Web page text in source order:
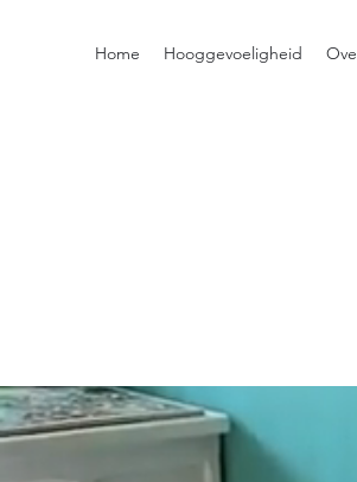
Home Hooggevoeligheid